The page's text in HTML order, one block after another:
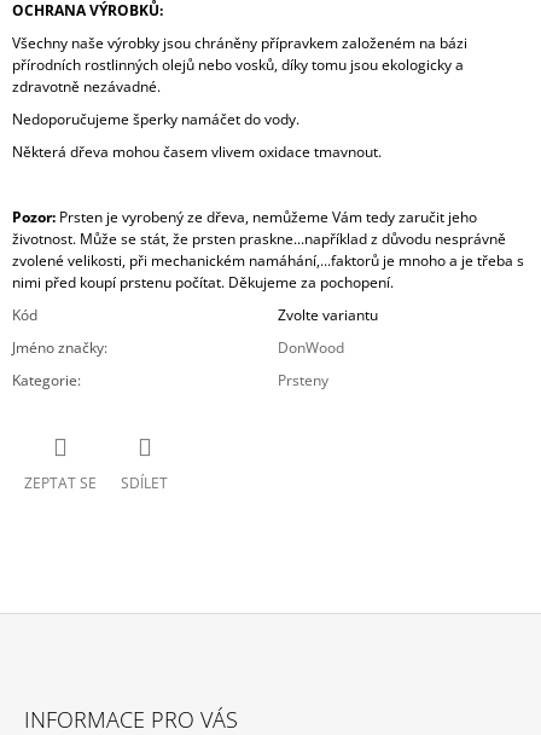
OCHRANA VÝROBKŮ:
Všechny naše výrobky jsou chráněny přípravkem založeném na bázi
přírodních rostlinných olejů nebo vosků, díky tomu jsou ekologicky a
zdravotně nezávadné.
Nedoporučujeme šperky namáčet do vody.
Některá dřeva mohou časem vlivem oxidace tmavnout.
Pozor: Prsten je vyrobený ze dřeva, nemůžeme Vám tedy zaručit jeho
životnost. Může se stát, že prsten praskne...například z důvodu nesprávně
zvolené velikosti, při mechanickém namáhání,...faktorů je mnoho a je třeba s
nimi před koupí prstenu počítat. Děkujeme za pochopení.
Kód
Zvolte variantu
Jméno značky:
DonWood
Kategorie: Prsteny
ZEPTAT SE SDÍLET
INFORMACE PRO VÁS